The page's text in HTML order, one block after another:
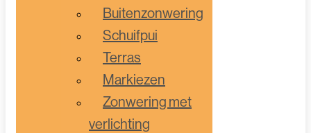
Buitenzonwering
Schuifpui
Terras
Markiezen
Zonwering met
verlichting